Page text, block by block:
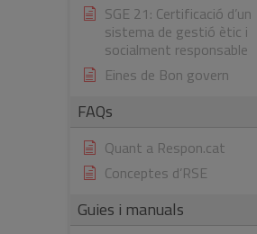
SGE 21: Certificació d’un
sistema de gestió ètic i
socialment responsable
Eines de Bon govern
FAQs
Quant a Respon.cat
Conceptes d’RSE
Guies i manuals